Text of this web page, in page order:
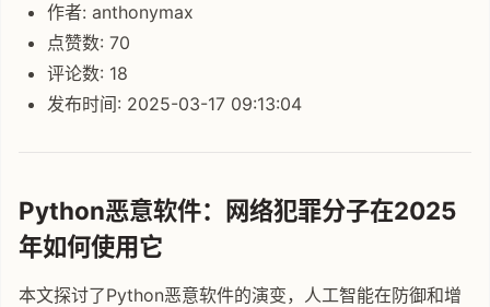
作者: anthonymax
点赞数: 70
评论数: 18
发布时间: 2025-03-17 09:13:04
Python恶意软件：网络犯罪分子在2025
年如何使用它
本文探讨了Python恶意软件的演变，人工智能在防御和增